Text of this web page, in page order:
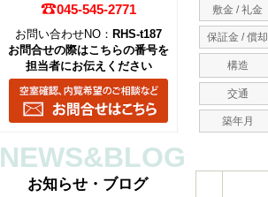
敷金 / 礼金
保証金 / 償却
構造
交通
築年月
045-545-2771
お問い合わせNO： RHS-t187
お問合せの際はこちらの番号を
担当者にお伝えください
NEWS&BLOG
お知らせ・ブログ